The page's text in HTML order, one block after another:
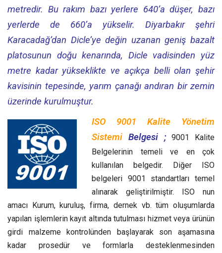
metredir. Bu rakım bazı yerlere 640’a düşer, bazı
yerlerde de 660’a yükselir. Diyarbakır şehri
Karacadağ’dan Dicle’ye değin uzanan geniş bazalt
platosunun doğu kenarında, Dicle vadisinden yüz
metre kadar yükseklikte ve açıkça belli olan şehir
kavisinin tepesinde, yarım çanağı andıran bir zemin
üzerinde kurulmuştur.
ISO 9001 Kalite Yönetim
Sistemi Belgesi ;9001 Kalite
Belgelerinin temeli ve en çok
kullanılan belgedir. Diğer ISO
belgeleri 9001 standartları temel
alınarak geliştirilmiştir. ISO nun
amacı Kurum, kuruluş, firma, dernek vb. tüm oluşumlarda
yapılan işlemlerin kayıt altında tutulması hizmet veya ürünün
girdi malzeme kontrolünden başlayarak son aşamasına
kadar prosedür ve formlarla desteklenmesinden